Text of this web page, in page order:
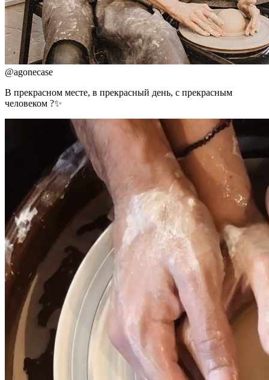
@agonecase
В прекрасном месте, в прекрасный день, с прекрасным
человеком ?✨